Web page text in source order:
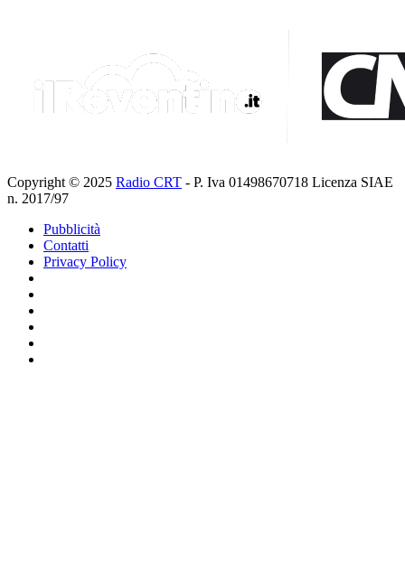
Copyright © 2025 Radio CRT - P. Iva 01498670718 Licenza SIAE
n. 2017/97
Pubblicità
Contatti
Privacy Policy